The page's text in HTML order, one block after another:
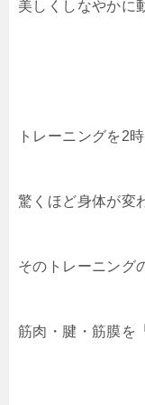
美しくしなやかに
トレーニングを2
驚くほど身体が変
そのトレーニング
筋肉・腱・筋膜を